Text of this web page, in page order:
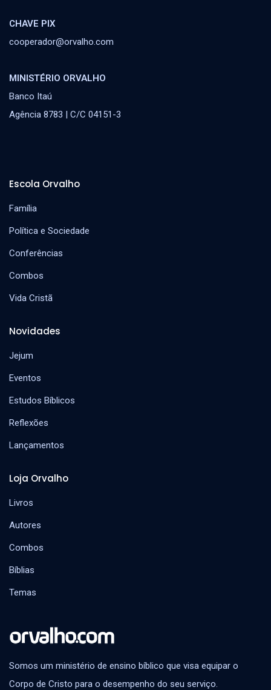
Somos um ministério de ensino bíblico que visa equipar o
Corpo de Cristo para o desempenho do seu serviço.
Loja Orvalho
Livros
Autores
Combos
Bíblias
Temas
Novidades
Jejum
Eventos
Estudos Bíblicos
Reflexões
Lançamentos
Escola Orvalho
Família
Política e Sociedade
Conferências
Combos
Vida Cristã
CHAVE PIX
cooperador@orvalho.com
MINISTÉRIO ORVALHO
Banco Itaú
Agência 8783 | C/C 04151-3